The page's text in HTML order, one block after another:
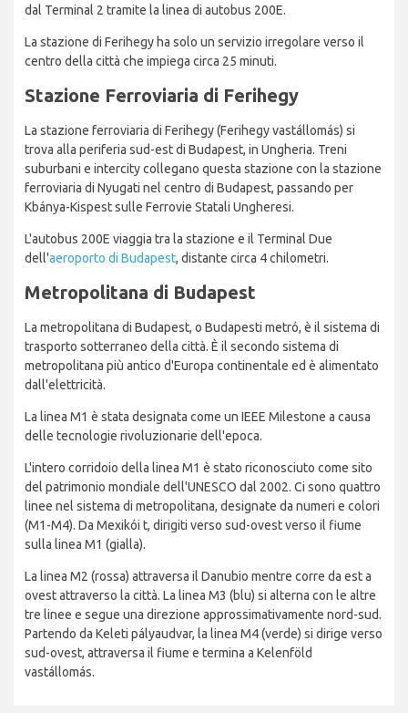
dal Terminal 2 tramite la linea di autobus 200E.
La stazione di Ferihegy ha solo un servizio irregolare verso il
centro della città che impiega circa 25 minuti.
Stazione Ferroviaria di Ferihegy
La stazione ferroviaria di Ferihegy (Ferihegy vastállomás) si
trova alla periferia sud-est di Budapest, in Ungheria. Treni
suburbani e intercity collegano questa stazione con la stazione
ferroviaria di Nyugati nel centro di Budapest, passando per
Kbánya-Kispest sulle Ferrovie Statali Ungheresi.
L'autobus 200E viaggia tra la stazione e il Terminal Due
dell'aeroporto di Budapest, distante circa 4 chilometri.
Metropolitana di Budapest
La metropolitana di Budapest, o Budapesti metró, è il sistema di
trasporto sotterraneo della città. È il secondo sistema di
metropolitana più antico d'Europa continentale ed è alimentato
dall'elettricità.
La linea M1 è stata designata come un IEEE Milestone a causa
delle tecnologie rivoluzionarie dell'epoca.
L'intero corridoio della linea M1 è stato riconosciuto come sito
del patrimonio mondiale dell'UNESCO dal 2002. Ci sono quattro
linee nel sistema di metropolitana, designate da numeri e colori
(M1-M4). Da Mexikói t, dirigiti verso sud-ovest verso il fiume
sulla linea M1 (gialla).
La linea M2 (rossa) attraversa il Danubio mentre corre da est a
ovest attraverso la città. La linea M3 (blu) si alterna con le altre
tre linee e segue una direzione approssimativamente nord-sud.
Partendo da Keleti pályaudvar, la linea M4 (verde) si dirige verso
sud-ovest, attraversa il fiume e termina a Kelenföld
vastállomás.